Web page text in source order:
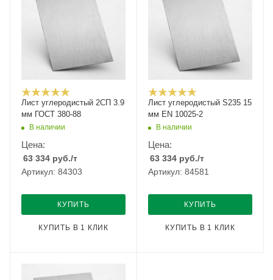
Лист углеродистый 2СП 3.9
мм ГОСТ 380-88
В наличии
Цена:
63 334 руб./т
Артикул: 84303
КУПИТЬ
КУПИТЬ В 1 КЛИК
Лист углеродистый S235 15
мм EN 10025-2
В наличии
Цена:
63 334 руб./т
Артикул: 84581
КУПИТЬ
КУПИТЬ В 1 КЛИК